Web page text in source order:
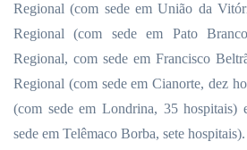
Regional (com sede em União da
Regional (com sede em Pato
Regional, com sede em Francisco
Regional (com sede em Cianorte, dez
(com sede em Londrina, 35 hospitais)
sede em Telêmaco Borba, sete hospitais).